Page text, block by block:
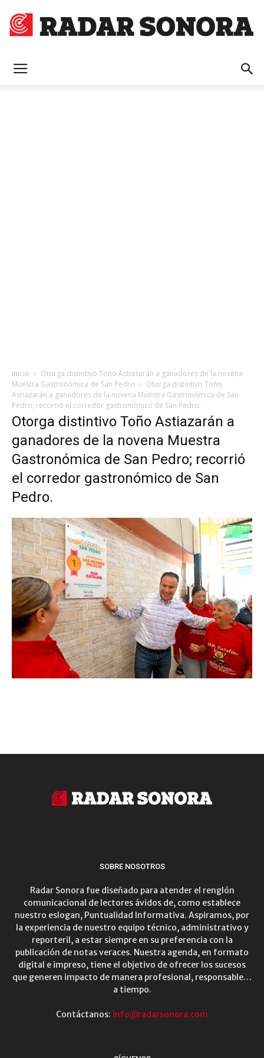
Inicio
Otorga distintivo Toño Astiazarán a ganadores de la novena
Muestra Gastronómica de San Pedro
Otorga distintivo Toño
Astiazarán a ganadores de la novena Muestra Gastronómica de San
Pedro; recorrió el corredor gastronómico de San Pedro.
Otorga distintivo Toño Astiazarán a
ganadores de la novena Muestra
Gastronómica de San Pedro; recorrió
el corredor gastronómico de San
Pedro.
SOBRE NOSOTROS
Radar Sonora fue diseñado para atender el renglón
comunicacional de lectores ávidos de, como establece
nuestro eslogan, Puntualidad Informativa. Aspiramos, por
la experiencia de nuestro equipo técnico, administrativo y
reporteril, a estar siempre en su preferencia con la
publicación de notas veraces. Nuestra agenda, en formato
digital e impreso, tiene el objetivo de ofrecer los sucesos
que generen impacto de manera profesional, responsable…
a tiempo.
Contáctanos: info@radarsonora.com